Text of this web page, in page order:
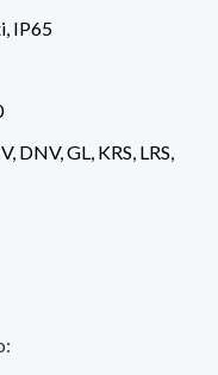
IP65
DNV, GL, KRS, LRS,